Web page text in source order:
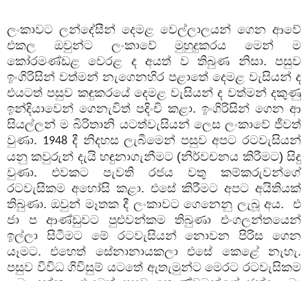
ලංකාවට ලන්දේසීන් දෙමළ වෙල්ලාලයන් ගෙන ආවේ
එකල ඔවුන්ට ලංකාවේ මුහුදුකරය මෙන් ම
කෝරමණ්ඩළ වෙරළ ද අයත් ව තිබුණ නිසා. පසුව
ඉංගිරිසින් වත්මන් නැගෙනහිර පළාතේ දෙමළ වැසියන් ද
එයටත් පසුව කඳුකරයේ දෙමළ වැසියන් ද වත්මන් දකුණු
ඉන්දියාවෙන් ගෙනැවිත් පදිංචි කළා. ඉංගිරිසින් ගෙන ආ
සියල්ලන් ම බිරිතානි යටත්වැසියන් ලෙස ලංකාවේ ජීවත්
වුණා. 1948දී නිදහස ලැබීමෙන් පසුව අපට රටවැසියන්
යනු කවුරුන් දැයි හඳුනාගැනීමට (නිර්වචනය කිරීමට) සිදු
වුණා. එවකට පැවති රජය වතු කම්කරුවන්ගේ
රටවැසිකම අහෝසි කළා. එසේ කිරීමට අපට අයිතියක්
තිබුණා. ඔවුන් මෑතක දී ලංකාවට ගෙනෙනු ලැබූ අය.
එ
ජා ප ආණ්ඩුවට පුළුවන්කම තිබුණා එංගලන්තයෙන්
ඉල්ලා සිටීමට මේ රටවැසියන් නොවන පිරිස ගෙන
යෑමට. එහෙත් සේනානායකලා එසේ කෙළේ නැහැ.
පසුව විවිධ ගිවිසුම් යටතේ ඇතැමුන්ට මෙරට රටවැසිකම